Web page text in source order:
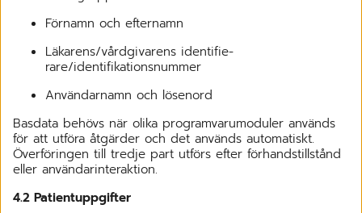
Förnamn och efternamn
Läkarens/vårdgivarens identifie-
rare/identifikationsnummer
Användarnamn och lösenord
Basdata behövs när olika programvarumoduler används
för att utföra åtgärder och det används automatiskt.
Överföringen till tredje part utförs efter förhandstillstånd
eller användarinteraktion.
4.2 Patientuppgifter